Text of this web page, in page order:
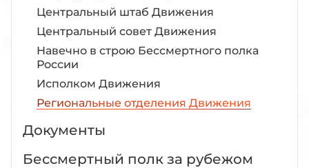
Центральный штаб Движения
Центральный совет Движения
Навечно в строю Бессмертного полка
России
Исполком Движения
Региональные отделения Движения
Документы
Бессмертный полк за рубежом